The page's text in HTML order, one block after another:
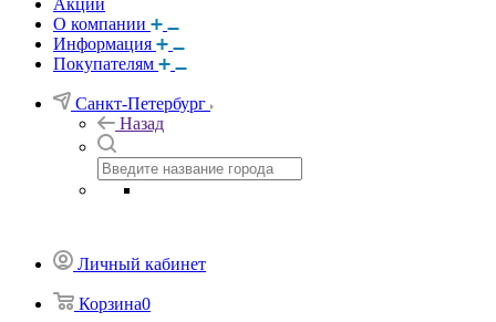
Акции
О компании
Информация
Покупателям
Санкт-Петербург
Назад
Личный кабинет
Корзина0